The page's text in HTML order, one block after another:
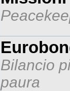
Bilancio
paura